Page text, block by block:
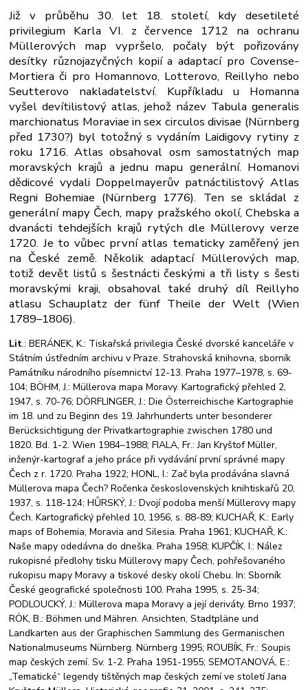
Již v průběhu 30. let 18. století, kdy desetileté
privilegium Karla VI. z července 1712 na ochranu
Müllerových map vypršelo, počaly být pořizovány
desítky různojazyčných kopií a adaptací pro Covense-
Mortiera či pro Homannovo, Lotterovo, Reillyho nebo
Seutterovo nakladatelství. Kupříkladu u Homanna
vyšel devítilistový atlas, jehož název Tabula generalis
marchionatus Moraviae in sex circulos divisae (Nürnberg
před 1730?) byl totožný s vydáním Laidigovy rytiny z
roku 1716. Atlas obsahoval osm samostatných map
moravských krajů a jednu mapu generální. Homanovi
dědicové vydali Doppelmayerův patnáctilistový Atlas
Regni Bohemiae (Nürnberg 1776). Ten se skládal z
generální mapy Čech, mapy pražského okolí, Chebska a
dvanácti tehdejších krajů rytých dle Müllerovy verze
1720. Je to vůbec první atlas tematicky zaměřený jen
na České země. Několik adaptací Müllerových map,
totiž devět listů s šestnácti českými a tři listy s šesti
moravskými kraji, obsahoval také druhý díl Reillyho
atlasu Schauplatz der fünf Theile der Welt (Wien
1789–1806).
Lit.: BERÁNEK, K.: Tiskařská privilegia České dvorské kanceláře v
Státním ústředním archivu v Praze. Strahovská knihovna, sborník
Památníku národního písemnictví 12-13. Praha 1977–1978, s. 69-
104; BÖHM, J.: Müllerova mapa Moravy. Kartografický přehled 2,
1947, s. 70-76; DÖRFLINGER, J.: Die Österreichische Kartographie
im 18. und zu Beginn des 19. Jahrhunderts unter besonderer
Berücksichtigung der Privatkartographie zwischen 1780 und
1820. Bd. 1-2. Wien 1984–1988; FIALA, Fr.: Jan Kryštof Müller,
inženýr-kartograf a jeho práce při vydávání první správné mapy
Čech z r. 1720. Praha 1922; HONL, I.: Zač byla prodávána slavná
Müllerova mapa Čech? Ročenka československých knihtiskařů 20,
1937, s. 118-124; HŮRSKÝ, J.: Dvojí podoba menší Müllerovy mapy
Čech. Kartografický přehled 10, 1956, s. 88-89; KUCHAŘ, K.: Early
maps of Bohemia, Moravia and Silesia. Praha 1961; KUCHAŘ, K.:
Naše mapy odedávna do dneška. Praha 1958; KUPČÍK, I.: Nález
rukopisné předlohy tisku Müllerovy mapy Čech, pohřešovaného
rukopisu mapy Moravy a tiskové desky okolí Chebu. In: Sborník
České geografické společnosti 100. Praha 1995, s. 25-34;
PODLOUCKÝ, J.: Müllerova mapa Moravy a její deriváty. Brno 1937;
RÖK, B.: Böhmen und Mähren. Ansichten, Stadtpläne und
Landkarten aus der Graphischen Sammlung des Germanischen
Nationalmuseums Nürnberg. Nürnberg 1995; ROUBÍK, Fr.: Soupis
map českých zemí. Sv. 1-2. Praha 1951-1955; SEMOTANOVÁ, E.:
„Tematické“ legendy tištěných map českých zemí ve století Jana